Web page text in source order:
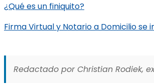
¿Qué es un finiquito?
Firma Virtual y Notario a Domicilio
Redactado por Christian Rodiek,